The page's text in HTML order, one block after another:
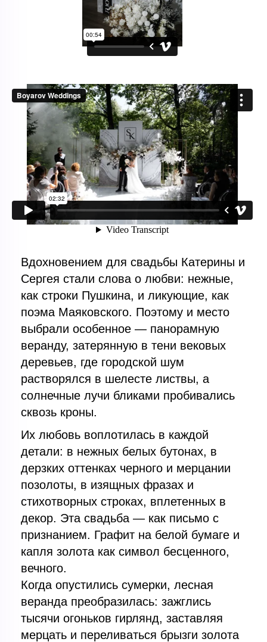
Вдохновением для свадьбы Катерины и
Сергея стали слова о любви: нежные,
как строки Пушкина, и ликующие, как
поэма Маяковского. Поэтому и место
выбрали особенное — панорамную
веранду, затерянную в тени вековых
деревьев, где городской шум
растворялся в шелесте листвы, а
солнечные лучи бликами пробивались
сквозь кроны.
Их любовь воплотилась в каждой
детали: в нежных белых бутонах, в
дерзких оттенках черного и мерцании
позолоты, в изящных фразах и
стихотворных строках, вплетенных в
декор. Эта свадьба — как письмо с
признанием. Графит на белой бумаге и
капля золота как символ бесценного,
вечного.
Когда опустились сумерки, лесная
веранда преобразилась: зажглись
тысячи огоньков гирлянд, заставляя
мерцать и переливаться брызги золота